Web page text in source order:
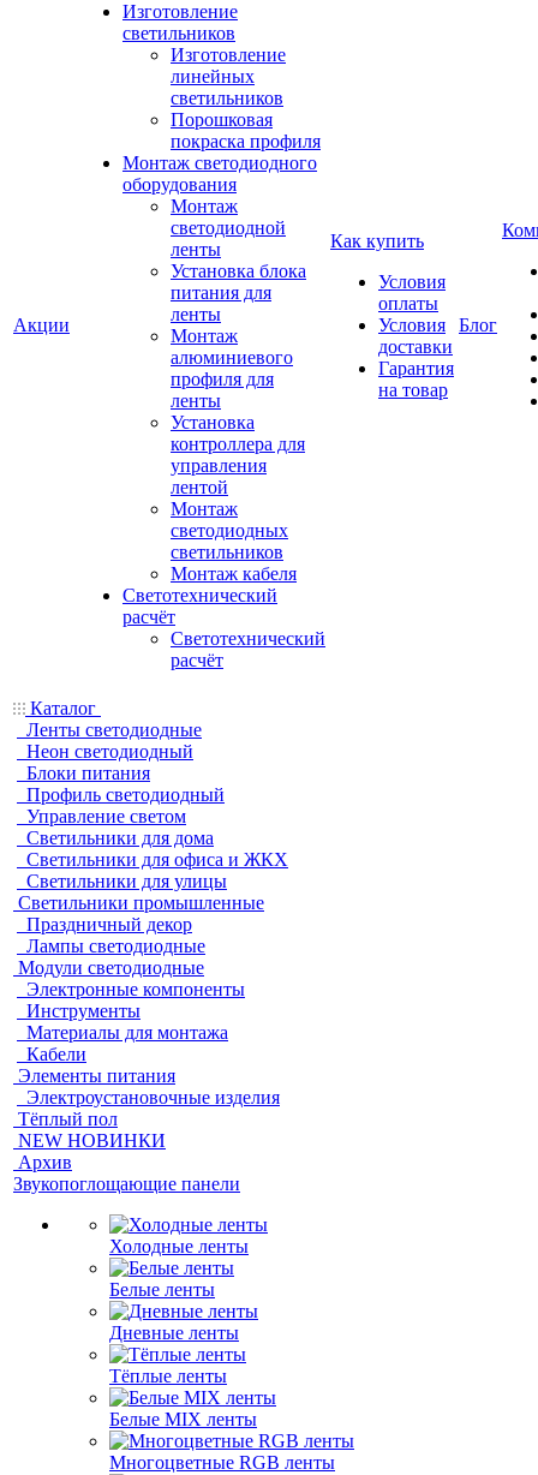
Акции
Изготовление
светильников
Изготовление
линейных
светильников
Порошковая
покраска профиля
Монтаж светодиодного
оборудования
Монтаж
светодиодной
ленты
Установка блока
питания для
ленты
Монтаж
алюминиевого
профиля для
ленты
Установка
контроллера для
управления
лентой
Монтаж
светодиодных
светильников
Монтаж кабеля
Светотехнический
расчёт
Светотехнический
расчёт
Как купить
Условия
оплаты
Условия
доставки
Гарантия
на товар
Блог
Каталог
Ленты светодиодные
Неон светодиодный
Блоки питания
Профиль светодиодный
Управление светом
Светильники для дома
Светильники для офиса и ЖКХ
Светильники для улицы
Светильники промышленные
Праздничный декор
Лампы светодиодные
Модули светодиодные
Электронные компоненты
Инструменты
Материалы для монтажа
Кабели
Элементы питания
Электроустановочные изделия
Тёплый пол
NEW НОВИНКИ
Архив
Звукопоглощающие панели
Холодные ленты
Белые ленты
Дневные ленты
Тёплые ленты
Белые MIX ленты
Многоцветные RGB ленты